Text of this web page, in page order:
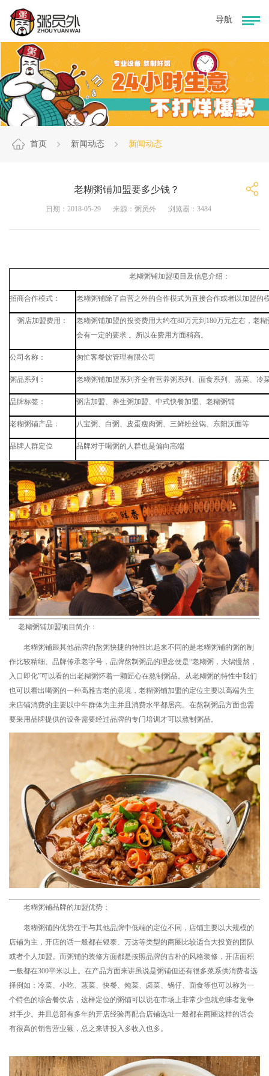
首页 新闻动态 新闻动态
老糊粥铺加盟要多少钱？
日期：2018-05-29 来源：粥员外 浏览器：3484
老糊粥铺加盟项目及信息介绍：
招商合作模式： 老糊粥铺除了自营之外的合作模式为直接合作或者以加盟的
粥店加盟费用： 老糊粥铺加盟的投资费用大约在80万元到 180万元左右，老
会有一定的要求 。所以在费用方面稍高。
公司名称： 匆忙客餐饮管理有限公司
粥品系列： 老糊粥铺加盟系列齐全有营养粥系列、面食系列、蒸菜、冷
品牌标签： 粥店加盟、养生粥加盟、中式快餐加盟、老糊粥铺
老糊粥铺产品： 八宝粥、白粥、皮蛋瘦肉粥、三鲜粉丝锅、东阳沃面等
品牌人群定位 品牌对于喝粥的人群也是偏向高端
老糊粥铺加盟项目简介：
老糊粥铺跟其他品牌的熬粥快捷的特性比起来不同的是老糊粥铺的粥的制
作比较精细、品牌传承老字号，品牌熬制粥品的理念便是“老糊粥，大锅慢熬，
入口即化”可以看的出老糊粥怀着一颗匠心在熬制粥品。从老糊粥的特性中我们
也可以看出喝粥的一种高雅古老的意境，老糊粥铺加盟的定位主要以高端为主
来店铺消费的主要以中年群体为主并且消费水平都居高。在熬制粥品方面也需
要采用品牌提供的设备需要经过品牌的专门培训才可以熬制粥品。
老糊粥铺品牌的加盟优势：
老糊粥铺的优势在于与其他品牌中低端的定位不同，店铺主要以大规模的
店铺为主，开店的话一般都在银泰、万达等类型的商圈比较适合大投资的团队
或者个人加盟。而粥铺的装修方面都是按照品牌的古朴的风格装修，开店面积
一般都在300平米以上。在产品方面来讲虽说是粥铺但还有很多菜系供消费者选
择例如：冷菜、小吃、蒸菜、快餐、炖菜、卤菜、锅仔、面食等也可以称为一
个特色的综合餐饮店，这样定位的粥铺可以说在市场上非常少也就意味者竞争
对手少。并且总部有多年的开店经验再配合店铺选址一般都在商圈这样的话会
有很高的销售营业额，总之来讲投入多收入也多。